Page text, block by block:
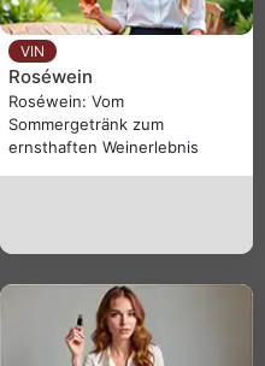
VIN
Roséwein
Roséwein: Vom
Sommergetränk zum
ernsthaften Weinerlebnis